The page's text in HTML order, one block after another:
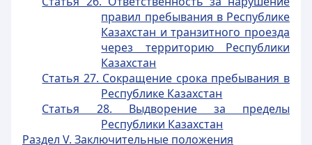
правил пребывания в Республике
Казахстан и транзитного проезда
через территорию Республики
Казахстан
Статья 27. Сокращение срока пребывания в
Республике Казахстан
Статья 28. Выдворение за пределы
Республики Казахстан
Раздел V. Заключительные положения